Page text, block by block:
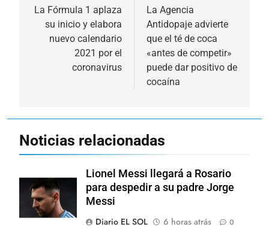
de
entradas
La Fórmula 1 aplaza
su inicio y elabora
nuevo calendario
2021 por el
coronavirus
La Agencia
Antidopaje advierte
que el té de coca
«antes de competir»
puede dar positivo de
cocaína
Noticias relacionadas
Lionel Messi llegará a Rosario
para despedir a su padre Jorge
Messi
Diario EL SOL
6 horas atrás 0